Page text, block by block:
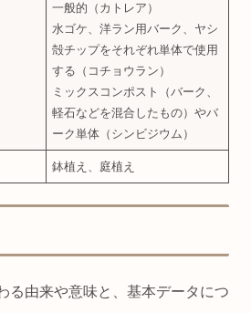
一般的（カトレア）
水ゴケ、洋ラン用バーク、ヤシ
殻チップをそれぞれ単体で使用
する（コチョウラン）
ミックスコンポスト（バーク、
軽石などを混合したもの）やバ
ーク単体（シンビジウム）
鉢植え、庭植え
る由来や意味と、基本データにつ